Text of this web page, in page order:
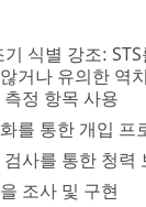
식별 강조:
거나 유의한 역
정 항목 사용
를 통한 개입 프
사를 통한 청력
조사 및 구현